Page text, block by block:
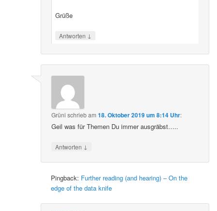
Grüße
Antworten ↓
Grüni schriebam18. Oktober 2019 um 8:14 Uhr:
Geil was für Themen Du immer ausgräbst…..
Antworten ↓
Pingback: Further reading (and hearing) – On the
edge of the data knife